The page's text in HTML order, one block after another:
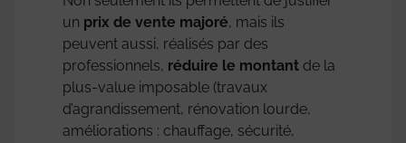
un prix de vente majoré, mais ils
peuvent aussi, réalisés par des
professionnels, réduire le montant de la
plus-value imposable (travaux
d’agrandissement, rénovation lourde,
améliorations : chauffage, sécurité,